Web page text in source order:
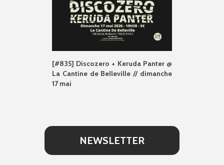
[#835] Discozero + Keruda Panter @
La Cantine de Belleville // dimanche
17 mai
NEWSLETTER